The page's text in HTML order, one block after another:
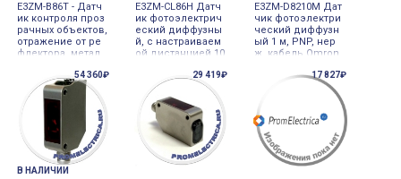
E3ZM-B86T - Датч
ик контроля проз
рачных объектов,
отражение от ре
флектора, метал
mm, M8 разъем O
mron
E3ZM-CL86H Датч
ик фотоэлектрич
еский диффузны
й, с настраиваем
ой дистанцией 10
щитный, BGS, PN
P, р Omron
E3ZM-D8210M Дат
чик фотоэлектри
ческий диффузн
ый 1 м, PNP, нер
ж, кабель Omron
54 360₽
В НАЛИЧИИ
29 419₽ 17 827₽